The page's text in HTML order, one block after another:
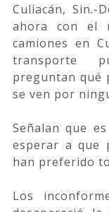
Culiacán, Sin.-
ahora con el
camiones en
transporte
preguntan qué
se ven por
Señalan que
esperar a que
han preferido
Los